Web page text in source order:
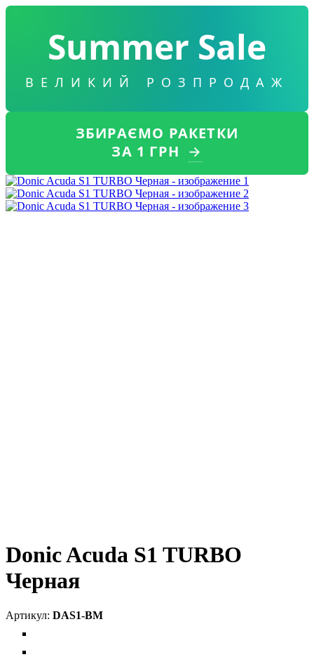
Summer Sale
ВЕЛИКИЙ РОЗПРОДАЖ
ЗБИРАЄМО РАКЕТКИ
ЗА 1 ГРН →
Donic Acuda S1 TURBO
Черная
DAS1-BM